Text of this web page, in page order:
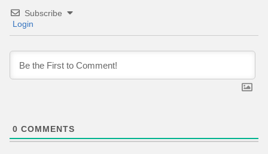
Subscribe
Login
0 COMMENTS